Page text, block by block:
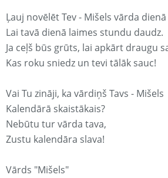
Ļauj novēlēt Tev - Mišels vārda
Lai tavā dienā laimes stundu daudz.
Ja ceļš būs grūts, lai apkārt draugu
Kas roku sniedz un tevi tālāk sauc!
Vai Tu zināji, ka vārdiņš Tavs - Mišels
Kalendārā skaistākais?
Nebūtu tur vārda tava,
Zustu kalendāra slava!
Vārds "Mišels"